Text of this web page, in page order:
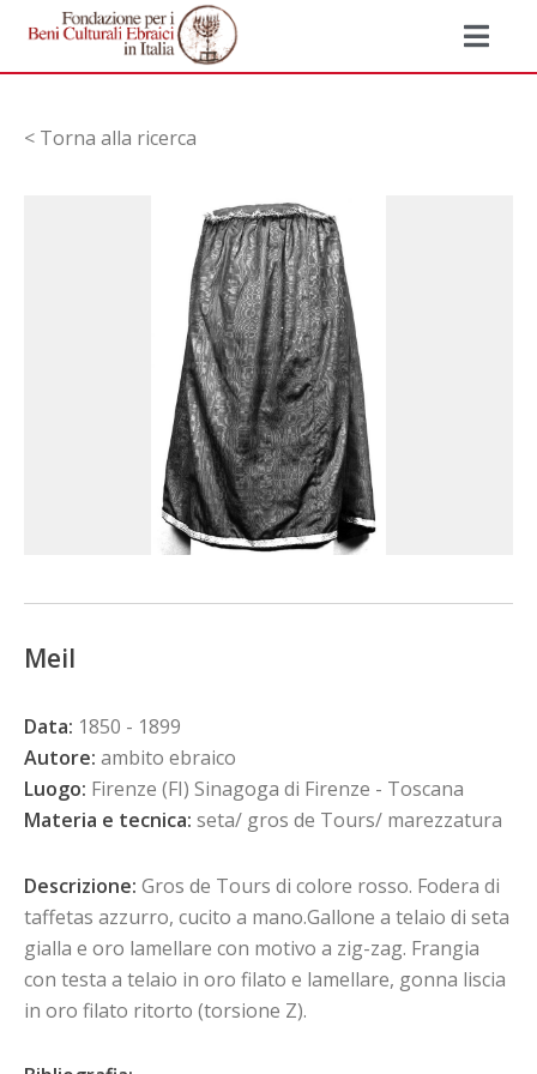
< Torna alla ricerca
Meil
Data: 1850 - 1899
Autore: ambito ebraico
Luogo: Firenze (FI) Sinagoga di Firenze - Toscana
Materia e tecnica: seta/ gros de Tours/ marezzatura
Descrizione: Gros de Tours di colore rosso. Fodera di
taffetas azzurro, cucito a mano.Gallone a telaio di seta
gialla e oro lamellare con motivo a zig-zag. Frangia
con testa a telaio in oro filato e lamellare, gonna liscia
in oro filato ritorto (torsione Z).